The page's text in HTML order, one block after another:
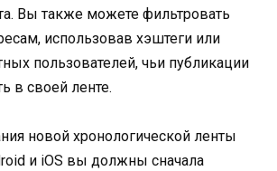
Вы также можете фильтровать
использовав хэштеги или
пользователей, чьи публикации
в своей ленте.
новой хронологической ленты
и iOS вы должны сначала